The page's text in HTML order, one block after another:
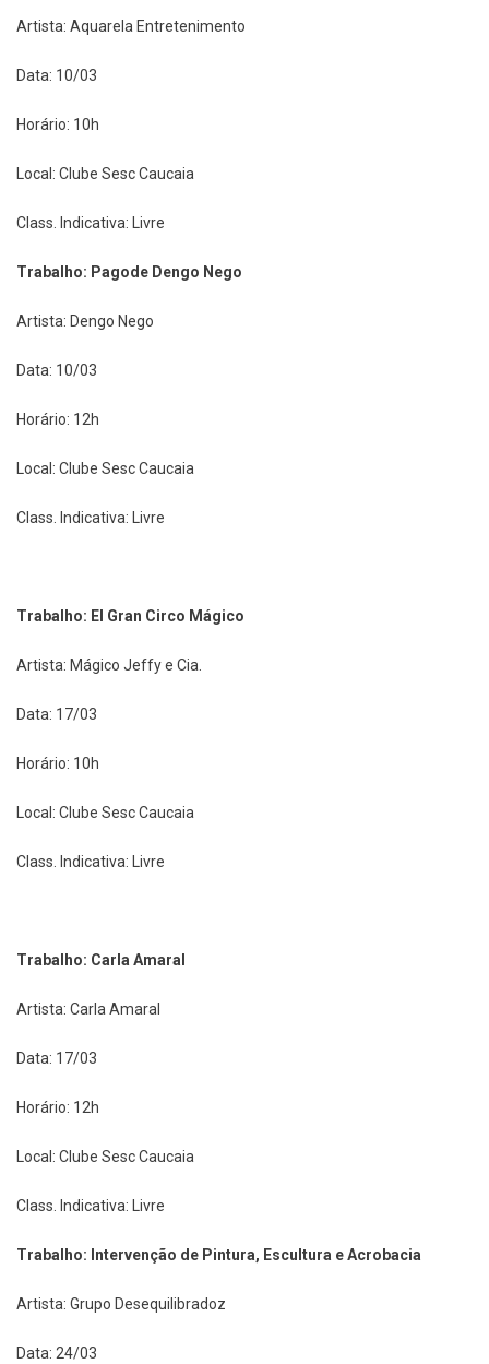
Artista: Aquarela Entretenimento
Data: 10/03
Horário: 10h
Local: Clube Sesc Caucaia
Class. Indicativa: Livre
Trabalho: Pagode Dengo Nego
Artista: Dengo Nego
Data: 10/03
Horário: 12h
Local: Clube Sesc Caucaia
Class. Indicativa: Livre
Trabalho: El Gran Circo Mágico
Artista: Mágico Jeffy e Cia.
Data: 17/03
Horário: 10h
Local: Clube Sesc Caucaia
Class. Indicativa: Livre
Trabalho: Carla Amaral
Artista: Carla Amaral
Data: 17/03
Horário: 12h
Local: Clube Sesc Caucaia
Class. Indicativa: Livre
Trabalho: Intervenção de Pintura, Escultura e Acrobacia
Artista: Grupo Desequilibradoz
Data: 24/03